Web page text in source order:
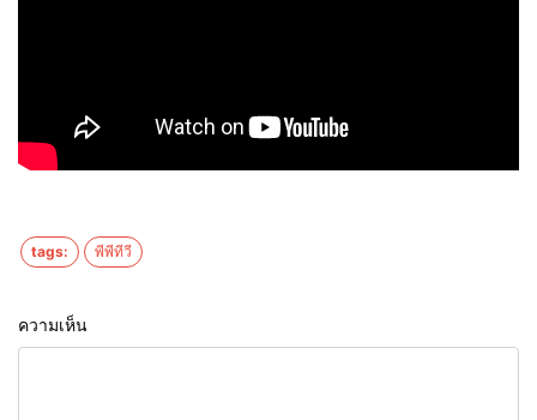
tags: พีพีทีวี
ความเห็น